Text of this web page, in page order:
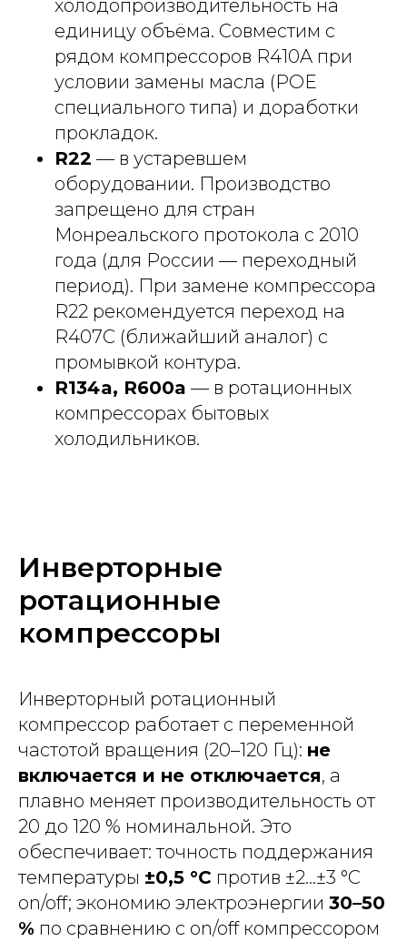
холодопроизводительность на
единицу объёма. Совместим с
рядом компрессоров R410A при
условии замены масла (POE
специального типа) и доработки
прокладок.
R22 — в устаревшем
оборудовании. Производство
запрещено для стран
Монреальского протокола с 2010
года (для России — переходный
период). При замене компрессора
R22 рекомендуется переход на
R407C (ближайший аналог) с
промывкой контура.
R134a, R600a — в ротационных
компрессорах бытовых
холодильников.
Инверторные
ротационные
компрессоры
Инверторный ротационный
компрессор работает с переменной
частотой вращения (20–120 Гц): не
включается и не отключается, а
плавно меняет производительность от
20 до 120 % номинальной. Это
обеспечивает: точность поддержания
температуры ±0,5 °С против ±2...±3 °С
on/off; экономию электроэнергии 30–50
% по сравнению с on/off компрессором